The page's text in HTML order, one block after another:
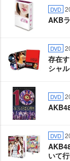
DVD
AKB
DVD
存在
シャ
DVD
DVD
いて